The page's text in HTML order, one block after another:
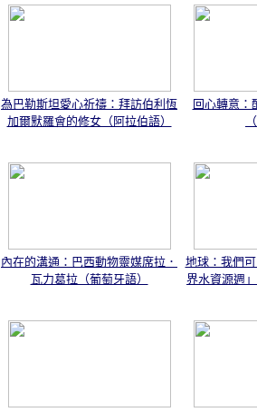
為巴勒斯坦愛心祈禱：拜訪伯利恆
加爾默羅會的修女（阿拉伯語）
回心轉意：
內在的溝通：巴西動物靈媒席拉．
瓦力葛拉（葡萄牙語）
地球：我們
界水資源週